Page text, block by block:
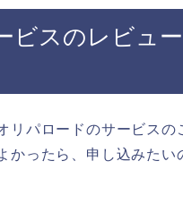
ビスのレビュ
リパロードのサービス
かったら、申し込みた